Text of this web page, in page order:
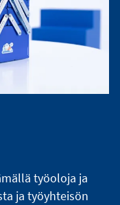
työoloja ja
ja työyhteisön